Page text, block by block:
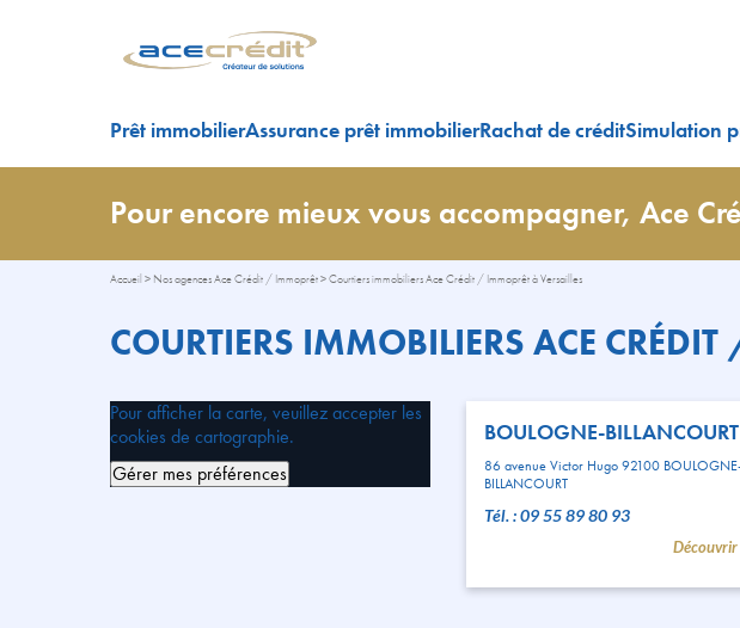
Prêt immobilierAssurance prêt immobilierRachat de créditSimulation
Pour encore mieux vous accompagner, Ace
Accueil > Nos agences Ace Crédit / Immoprêt>Courtiers immobiliers Ace Crédit / Immoprêt à Versailles
COURTIERS IMMOBILIERS ACE
Pour afficher la carte, veuillez accepter les
cookies de cartographie.
Gérer mes préférences
BOULOGNE-BILLANCOURT
86 avenue Victor Hugo 92100
BILLANCOURT
Tél. : 09 55 89 80 93
Découvrir